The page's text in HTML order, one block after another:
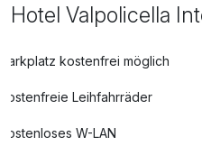
Hotel Valpolicella
Parkplatz kostenfrei möglich
kostenfreie Leihfahrräder
Kostenloses W-LAN